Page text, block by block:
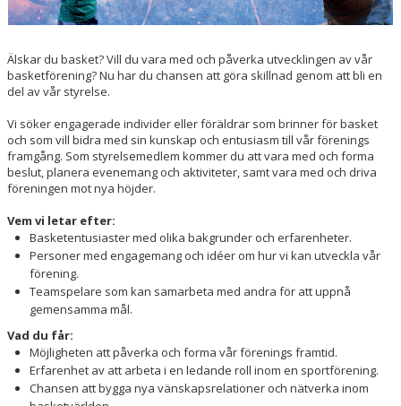
KALENDER
Älskar du basket? Vill du vara med och påverka utvecklingen av vår
basketförening? Nu har du chansen att göra skillnad genom att bli en
del av vår styrelse.
Vi söker engagerade individer eller föräldrar som brinner för basket
och som vill bidra med sin kunskap och entusiasm till vår förenings
framgång. Som styrelsemedlem kommer du att vara med och forma
beslut, planera evenemang och aktiviteter, samt vara med och driva
föreningen mot nya höjder.
Vem vi letar efter:
Basketentusiaster med olika bakgrunder och erfarenheter.
Personer med engagemang och idéer om hur vi kan utveckla vår
förening.
Teamspelare som kan samarbeta med andra för att uppnå
gemensamma mål.
Vad du får:
Möjligheten att påverka och forma vår förenings framtid.
Erfarenhet av att arbeta i en ledande roll inom en sportförening.
Chansen att bygga nya vänskapsrelationer och nätverka inom